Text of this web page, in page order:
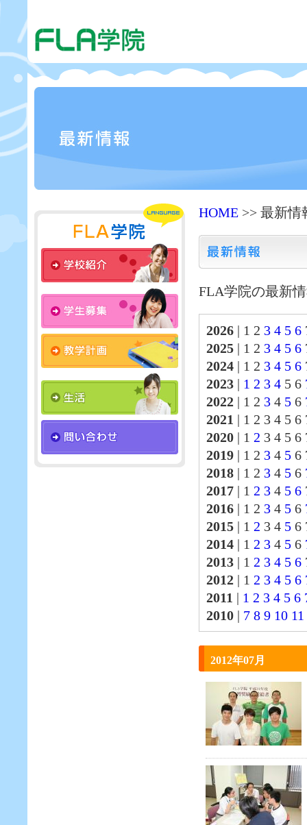
HOME >> 最新情
FLA学院の最新
2026 | 1 2 3 4 5 6
2025 | 1 2 3 4 5 6
2024 | 1 2 3 4 5 6
2023 | 1 2 3 4 5 6
2022 | 1 2 3 4 5 6
2021 | 1 2 3 4 5
2020 | 1 2 3 4 5 6
2019 | 1 2 3 4 5 6
2018 | 1 2 3 4 5 6
2017 | 1 2 3 4 5 6
2016 | 1 2 3 4 5 6
2015 | 1 2 3 4 5 6
2014 | 1 2 3 4 5 6
2013 | 1 2 3 4 5 6
2012 | 1 2 3 4 5 6
2011 | 1 2 3 4 5 6
2010 | 7 8 9 10 11
2012年07月